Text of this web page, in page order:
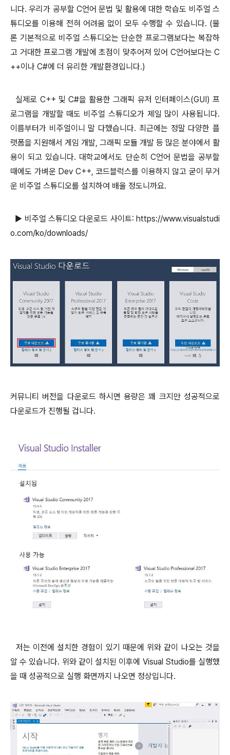
니다. 우리가 공부할 C언어 문법 및 활용에 대한 학습도 비주얼 스
튜디오를 이용해 전혀 어려움 없이 모두 수행할 수 있습니다. (물
론 기본적으로 비주얼 스튜디오는 단순한 프로그램보다는 복잡하
고 거대한 프로그램 개발에 초점이 맞추어져 있어 C언어보다는 C
++이나 C#에 더 유리한 개발환경입니다.)
실제로 C++ 및 C#을 활용한 그래픽 유저 인터페이스(GUI) 프
로그램을 개발할 때도 비주얼 스튜디오가 제일 많이 사용됩니다.
이름부터가 비주얼이니 말 다했습니다. 최근에는 정말 다양한 플
랫폼을 지원해서 게임 개발, 그래픽 모듈 개발 등 많은 분야에서 활
용이 되고 있습니다. 대학교에서도 단순히 C언어 문법을 공부할
때에도 가벼운 Dev C++, 코드블럭스를 이용하지 않고 굳이 무거
운 비주얼 스튜디오를 설치하여 배울 정도니까요.
▶ 비주얼 스튜디오 다운로드 사이트: https://www.visualstudi
o.com/ko/downloads/
커뮤니티 버전을 다운로드 하시면 용량은 꽤 크지만 성공적으로
다운로드가 진행될 겁니다.
저는 이전에 설치한 경험이 있기 때문에 위와 같이 나오는 것을
알 수 있습니다. 위와 같이 설치된 이후에 Visual Studio를 실행했
을 때 성공적으로 실행 화면까지 나오면 정상입니다.